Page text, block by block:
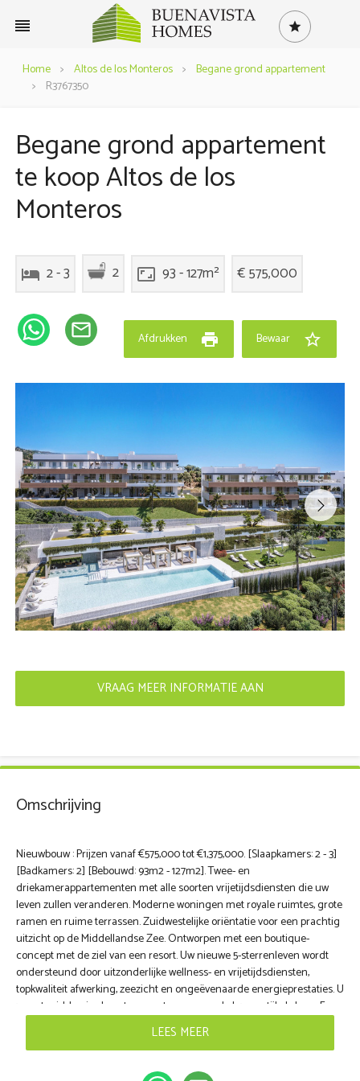
reorder star
Home > Altos de los Monteros > Begane grond appartement
>
R3767350
Begane grond appartement
te koop Altos de los
Monteros
hotel 2 - 3 2 aspect_ratio 93 - 127m² € 575,000
mail_outline Afdrukken print Bewaar star_border
VRAAG MEER INFORMATIE AAN
Omschrijving
Nieuwbouw : Prijzen vanaf €575,000 tot €1,375,000. [Slaapkamers: 2 - 3]
[Badkamers: 2] [Bebouwd: 93m2 - 127m2]. Twee- en
driekamerappartementen met alle soorten vrijetijdsdiensten die uw
leven zullen veranderen. Moderne woningen met royale ruimtes, grote
ramen en ruime terrassen. Zuidwestelijke oriëntatie voor een prachtig
uitzicht op de Middellandse Zee. Ontworpen met een boutique-
concept met de ziel van een resort. Uw nieuwe 5-sterrenleven wordt
ondersteund door uitzonderlijke wellness- en vrijetijdsdiensten,
topkwaliteit afwerking, zeezicht en ongeëvenaarde energieprestaties. U
woont midden in de natuur, met een gezonde levensstijl als kern. Een
elegant en modern project met hoogwaardige faciliteiten: 3
buitenzwembaden, een verwarmd binnenbad, spa, Turks bad, volledig
certificaat staat voor hoge energie-efficiëntie, milieubewustzijn en een
LEES MEER